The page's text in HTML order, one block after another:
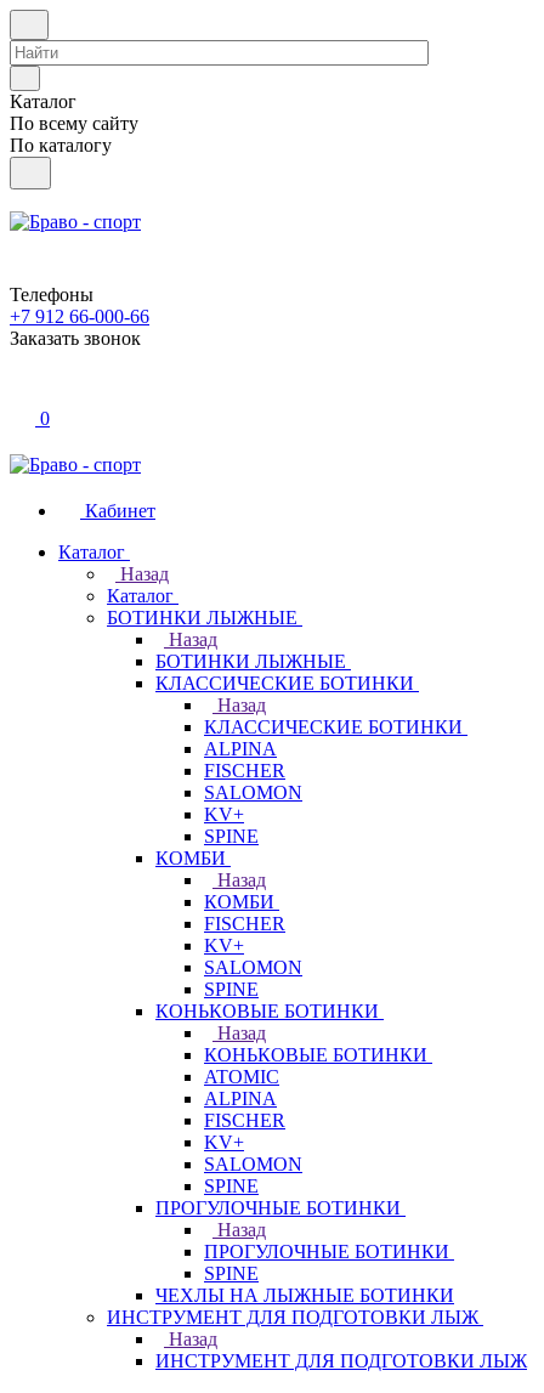
Каталог
По всему сайту
По каталогу
Телефоны
+7 912 66-000-66
Заказать звонок
0
Кабинет
Каталог
Назад
Каталог
БОТИНКИ ЛЫЖНЫЕ
Назад
БОТИНКИ ЛЫЖНЫЕ
КЛАССИЧЕСКИЕ БОТИНКИ
Назад
КЛАССИЧЕСКИЕ БОТИНКИ
ALPINA
FISCHER
SALOMON
KV+
SPINE
КОМБИ
Назад
КОМБИ
FISCHER
KV+
SALOMON
SPINE
КОНЬКОВЫЕ БОТИНКИ
Назад
КОНЬКОВЫЕ БОТИНКИ
ATOMIC
ALPINA
FISCHER
KV+
SALOMON
SPINE
ПРОГУЛОЧНЫЕ БОТИНКИ
Назад
ПРОГУЛОЧНЫЕ БОТИНКИ
SPINE
ЧЕХЛЫ НА ЛЫЖНЫЕ БОТИНКИ
ИНСТРУМЕНТ ДЛЯ ПОДГОТОВКИ ЛЫЖ
Назад
ИНСТРУМЕНТ ДЛЯ ПОДГОТОВКИ ЛЫЖ